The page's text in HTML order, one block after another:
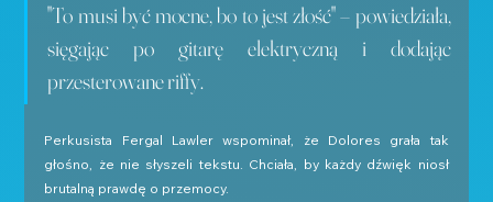
"To musi być mocne, bo to jest złość" – powiedziała,
sięgając po gitarę elektryczną i dodając
przesterowane riffy.
Perkusista Fergal Lawler wspominał, że Dolores grała tak
głośno, że nie słyszeli tekstu. Chciała, by każdy dźwięk niosł
brutalną prawdę o przemocy.